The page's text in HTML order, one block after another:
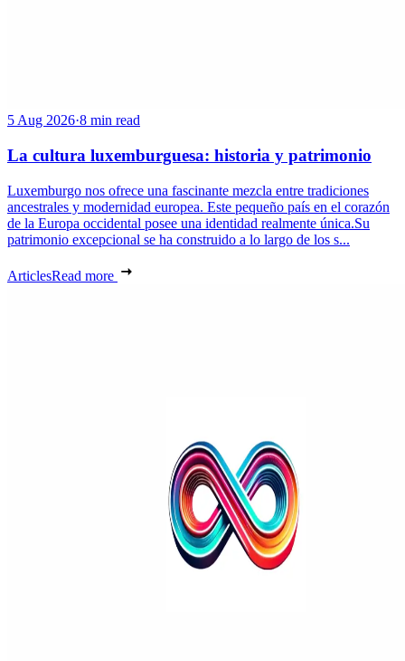
5 Aug 2026·8 min read
La cultura luxemburguesa: historia y patrimonio
Luxemburgo nos ofrece una fascinante mezcla entre tradiciones
ancestrales y modernidad europea. Este pequeño país en el corazón
de la Europa occidental posee una identidad realmente única.Su
patrimonio excepcional se ha construido a lo largo de los s...
ArticlesRead more